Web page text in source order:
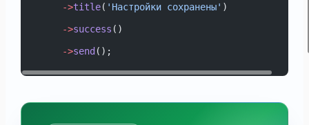
->title( 'Настройки сохранены' )
->success ()
->send ();